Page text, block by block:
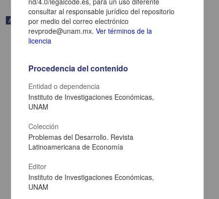
Artículo
La globalización del subdesarrollo en el mundo del trabajo
Negrete, Armando - Instituto de Investigaciones Económicas,
UNAM
2024-01-11
consultar al responsable jurídico del repositorio
por medio del correo electrónico
revprode@unam.mx.Ver términos de la
licencia
Procedencia del contenido
Entidad o dependencia
Instituto de Investigaciones Económicas,
UNAM
Colección
Problemas del Desarrollo. Revista
Latinoamericana de Economía
Editor
Instituto de Investigaciones Económicas,
UNAM